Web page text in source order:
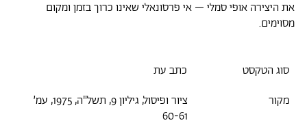
סוג הטקסט
כתב עת
מקור
ציור ופיסול, גיליון 9, תשל"ה, 1975, עמ׳
60-61
את היצירה אופי סמלי – אי פרסונאלי שאינו כרוך בזמן ומקום
מסוימים.